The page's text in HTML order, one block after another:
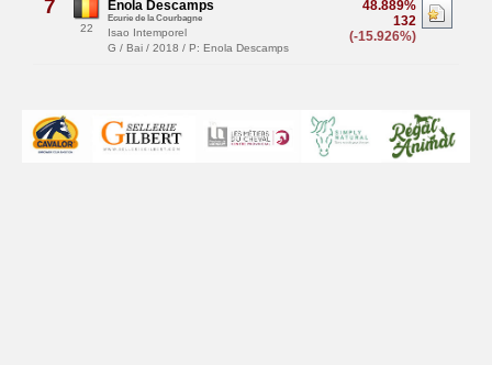
7
22
48.889%
132
(-15.926%)
Enola Descamps
Ecurie de la Courbagne
Isao Intemporel
G / Bai / 2018 / P: Enola Descamps